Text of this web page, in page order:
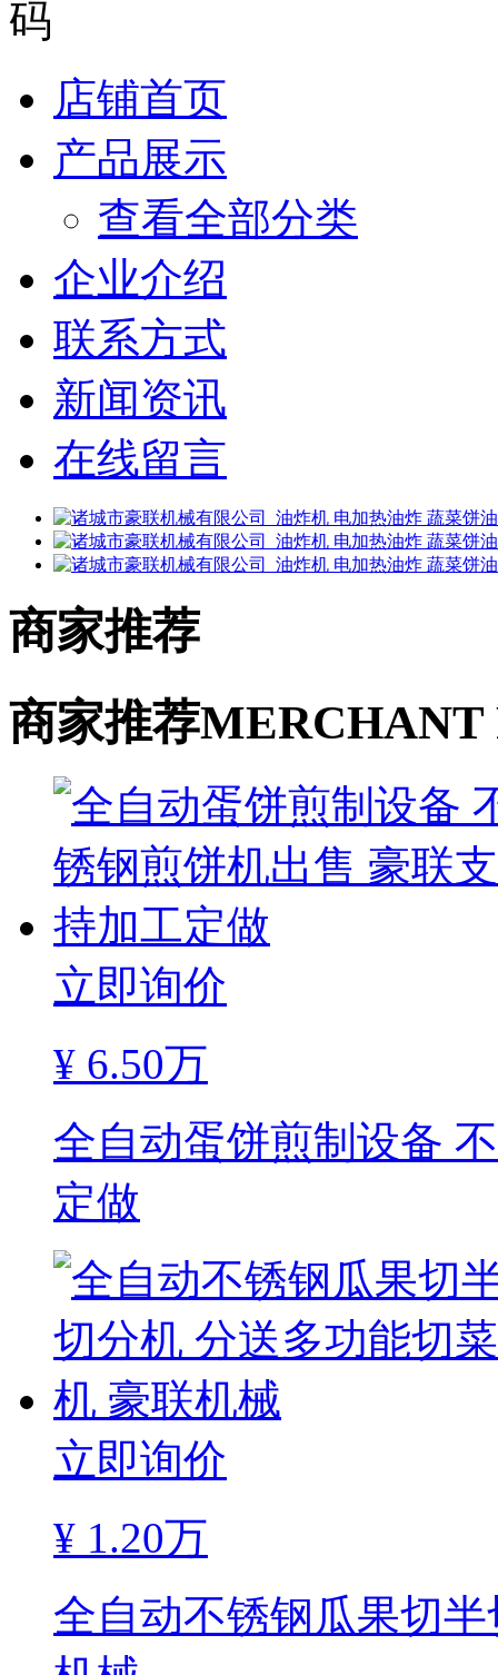
店铺首页
产品展示
查看全部分类
企业介绍
联系方式
新闻资讯
在线留言
商家推荐
商家推荐
立即询价
¥ 6.50万
全自动蛋饼煎制设备
定做
立即询价
¥ 1.20万
全自动不锈钢瓜果切